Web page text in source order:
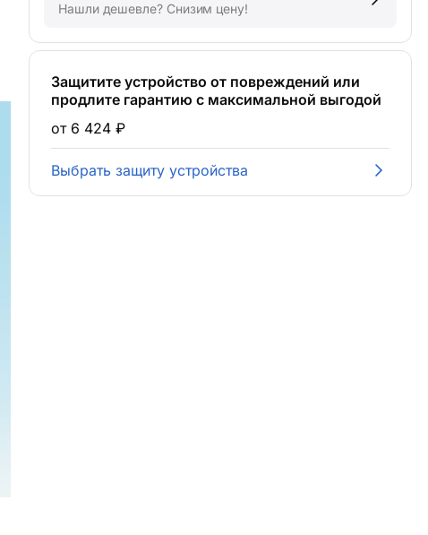
Нашли дешевле? Снизим цену!
Защитите устройство от повреждений или
продлите гарантию с максимальной выгодой
от 6 424 ₽
Выбрать защиту устройства